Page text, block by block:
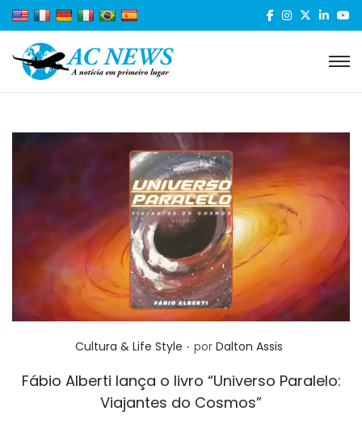
Posted in
Cultura & Life Style . por Dalton Assis
Fábio Alberti lança o livro “Universo Paralelo:
Viajantes do Cosmos”